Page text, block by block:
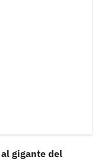
al gigante del